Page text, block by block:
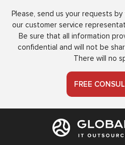
Please, send us your requests
our customer service
Be sure that all information
confidential and will not be
There will no
FREE